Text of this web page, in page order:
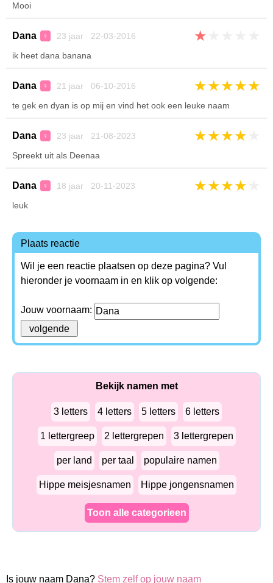
Mooi
Dana ♀ 23 jaar 22-03-2016 ★
ik heet dana banana
Dana ♀ 21 jaar 06-10-2016 ★★★★★
te gek en dyan is op mij en vind het ook een leuke naam
Dana ♀ 23 jaar 21-08-2023 ★★★★
Spreekt uit als Deenaa
Dana ♀ 18 jaar 20-11-2023 ★★★★
leuk
Plaats reactie
Wil je een reactie plaatsen op deze pagina? Vul
hieronder je voornaam in en klik op volgende:
Jouw voornaam:
Bekijk namen met
3 letters 4 letters 5 letters 6 letters
1 lettergreep 2 lettergrepen 3 lettergrepen
per land per taal populaire namen
Hippe meisjesnamen Hippe jongensnamen
Toon alle categorieen
Is jouw naam Dana? Stem zelf op jouw naam